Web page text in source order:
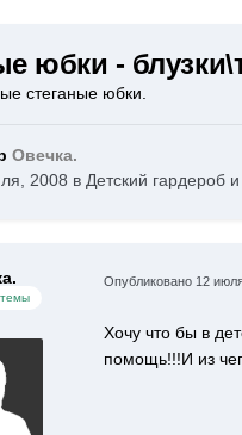
юбки -
стеганые юбки.
Овечка.
2008 в Детский гардероб
Опубликовано 12
Хочу что бы в
помощь!!!И из